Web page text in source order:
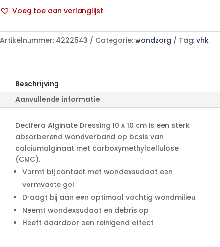
x
cm
Voeg toe aan verlanglijst
l
t
n
a
Artikelnummer: 4222543 Categorie: wondzorg Tag: vhk
Beschrijving
Aanvullende informatie
Decifera Alginate Dressing 10 x 10 cm is een sterk
absorberend wondverband op basis van
calciumalginaat met carboxymethylcellulose
(CMC).
Vormt bij contact met wondexsudaat een
vormvaste gel
Draagt bij aan een optimaal vochtig wondmilieu
Neemt wondexsudaat en debris op
Heeft daardoor een reinigend effect